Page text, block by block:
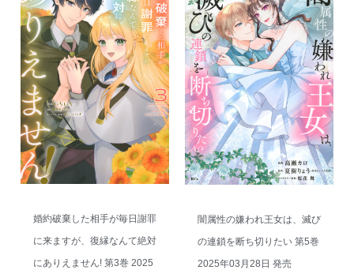
婚約破棄した相手が毎日謝罪
に来ますが、復縁なんて絶対
にありえません! 第3巻 2025
闇属性の嫌われ王女は、滅び
の連鎖を断ち切りたい 第5巻
2025年03月28日 発売